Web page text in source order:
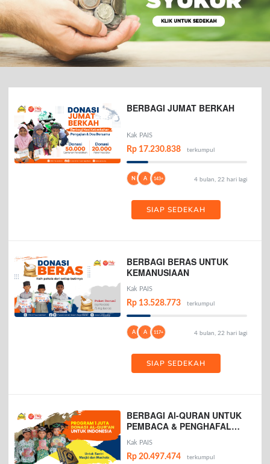
BERBAGI JUMAT BERKAH
Kak PAIS
Rp 17.230.838 terkumpul
N A 143+ 4 bulan, 22 hari lagi
SIAP SEDEKAH
BERBAGI BERAS UNTUK
KEMANUSIAAN
Kak PAIS
Rp 13.528.773 terkumpul
A A 117+ 4 bulan, 22 hari lagi
SIAP SEDEKAH
BERBAGI Al-QURAN UNTUK
PEMBACA & PENGHAFAL
AL-QURAN
Kak PAIS
Rp 20.497.474 terkumpul